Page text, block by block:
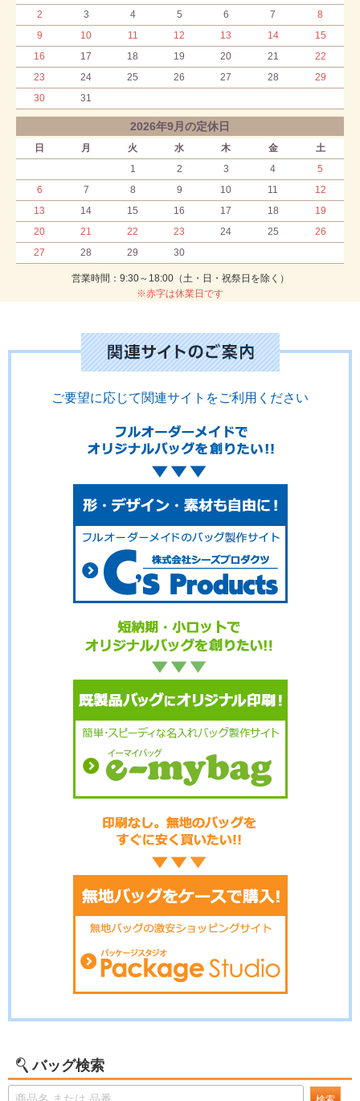
2
3 4 5 6 7
8
9
10 11 12 13 14
15
16
17 18 19 20 21
22
23
24 25 26 27 28
29
30
31
2026年9月の定休日
日 月 火 水 木 金
土
1
2 3 4
5
6
7 8 9 10 11
12
13
14 15 16 17 18
19
20
21 22 23 24 25
26
27
28 29 30
営業時間：9:30～18:00（土・日・祝祭日を除く）
※赤字は休業日です
ご要望に応じて関連サイトをご利用ください
バッグ検索